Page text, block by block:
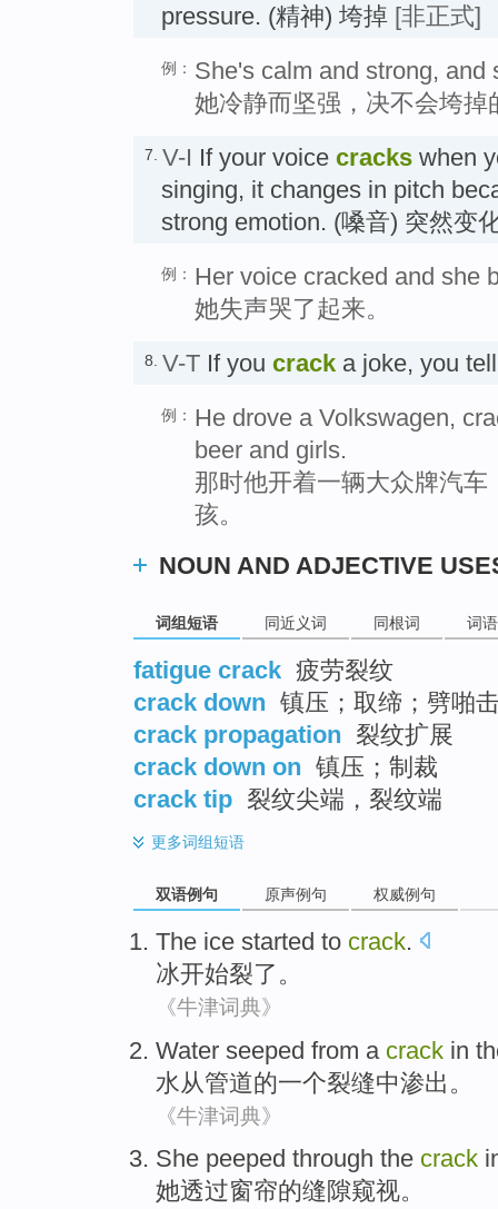
pressure. (精神) 垮掉 [非正式]
例： She's calm and strong,
她冷静而坚强，决不会垮掉
7. V-I If your voice cracks when
singing, it changes in pitch
strong emotion. (嗓音) 突然变
例： Her voice cracked and she
她失声哭了起来。
8. V-T If you crack a joke, you
例： He drove a Volkswagen,
beer and girls.
那时他开着一辆大众牌汽
孩。
NOUN AND ADJECTIVE
词组短语 同近义词 同根词 词
fatigue crack 疲劳裂纹
crack down 镇压；取缔；劈啪
crack propagation 裂纹扩展
crack down on 镇压；制裁
crack tip 裂纹尖端，裂纹端
更多词组短语
双语例句 原声例句 权威例句
The ice started to crack.
冰开始裂了 。
《牛津词典》
Water seeped from a crack in
水从管道的一个裂缝中渗出 。
《牛津词典》
She peeped through the crack
她透过窗帘的缝隙窥视。